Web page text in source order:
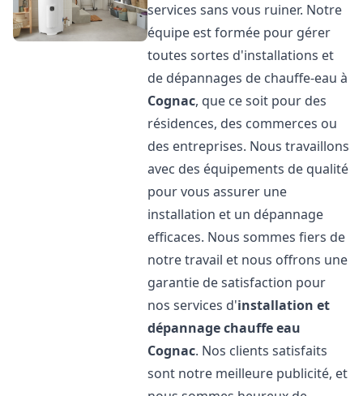
services sans vous ruiner. Notre
équipe est formée pour gérer
toutes sortes d'installations et
de dépannages de chauffe-eau à
Cognac, que ce soit pour des
résidences, des commerces ou
des entreprises. Nous travaillons
avec des équipements de qualité
pour vous assurer une
installation et un dépannage
efficaces. Nous sommes fiers de
notre travail et nous offrons une
garantie de satisfaction pour
nos services d'installation et
dépannage chauffe eau
Cognac. Nos clients satisfaits
sont notre meilleure publicité, et